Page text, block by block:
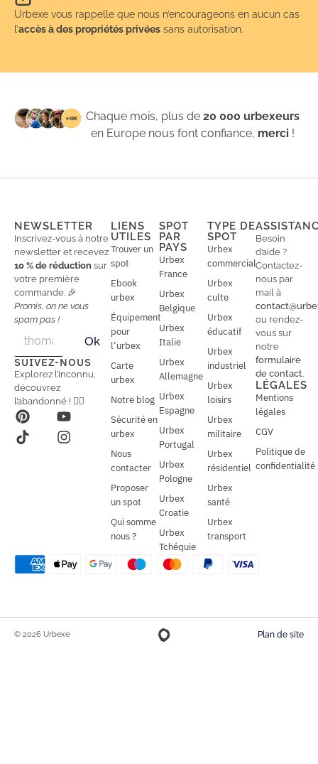
Urbexe vous rappelle que nous n’encourageons en aucun cas
l’accès à des propriétés privées sans autorisation.
Chaque mois, plus de20 000 urbexeurs
en Europe nous font confiance, merci !
NEWSLETTER
Inscrivez-vous à notre
newsletter et recevez
10 % de réduction sur
votre première
commande. 🎉
Promis, on ne vous
spam pas !
a
i
l
a
i
l
*
Ok
SUIVEZ-NOUS
Explorez l’inconnu,
découvrez
l’abandonné ! 🕵️‍♂️
LIENS
UTILES
Trouver un
spot
Ebook
urbex
Équipement
pour
l’urbex
Carte
urbex
Notre blog
Sécurité en
urbex
Nous
contacter
Proposer
un spot
Qui somme
nous ?
SPOT
PAR
PAYS
Urbex
France
Urbex
Belgique
Urbex
Italie
Urbex
Allemagne
Urbex
Espagne
Urbex
Portugal
Urbex
Pologne
Urbex
Croatie
Urbex
Tchéquie
TYPE DE
SPOT
Urbex
commercial
Urbex
culte
Urbex
éducatif
Urbex
industriel
Urbex
loisirs
Urbex
militaire
Urbex
résidentiel
Urbex
santé
Urbex
transport
Besoin
d’aide ?
Contactez-
nous par
mail à
ou rendez-
vous sur
notre
formulaire
de contact.
LÉGALES
Mentions
légales
CGV
Politique de
confidentialité
© 2026 Urbexe Plan de site